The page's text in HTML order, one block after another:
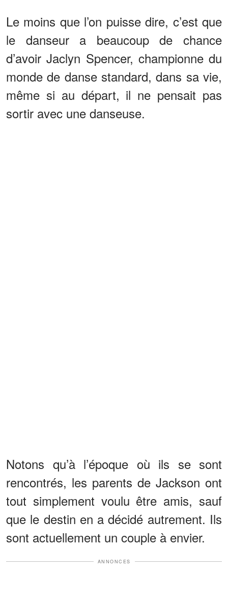
Le moins que l’on puisse dire, c’est que
le danseur a beaucoup de chance
d’avoir Jaclyn Spencer, championne du
monde de danse standard, dans sa vie,
même si au départ, il ne pensait pas
sortir avec une danseuse.
Notons qu’à l’époque où ils se sont
rencontrés, les parents de Jackson ont
tout simplement voulu être amis, sauf
que le destin en a décidé autrement. Ils
sont actuellement un couple à envier.
ANNONCES